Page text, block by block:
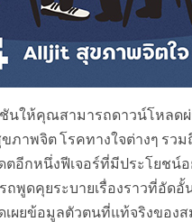
ให้คุณสามารถดาวน์โหลดผ่า
ภาพจิต โรคทางใจต่างๆ ร
ตอีกหนึ่งฟีเจอร์ที่มีประโยช
พูดคุยระบายเรื่องราวที่อัดอั้
เผยข้อมูลตัวตนที่แท้จริงของ